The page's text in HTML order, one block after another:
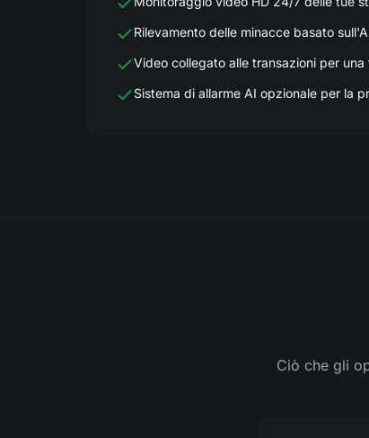
Rilevamento delle minacce basato
Video collegato alle transazioni per
Sistema di allarme AI opzionale per la
Ciò che gli